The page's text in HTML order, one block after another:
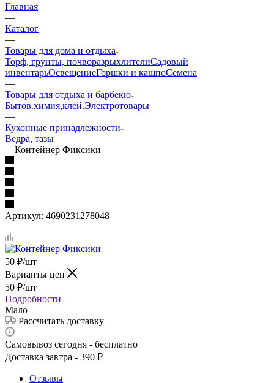
Главная
—
Каталог
—
Товары для дома и отдыха
Торф, грунты, почворазрыхлителиСадовый
инвентарьОсвещениеГоршки и кашпоСемена
—
Товары для отдыха и барбекю
Бытов.химия,клей.Электротовары
—
Кухонные принадлежности
Ведра, тазы
—Контейнер Фиксики
Артикул: 4690231278048
50 ₽/шт
Варианты цен
50 ₽/шт
Подробности
Мало
Рассчитать доставку
Самовывоз сегодня - бесплатно
Доставка завтра - 390 ₽
Отзывы